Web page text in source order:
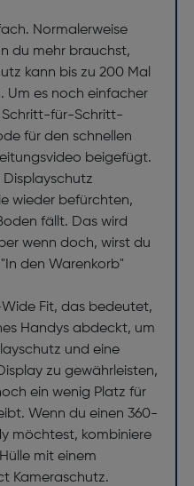
Normalerweise
du mehr brauchst,
kann bis zu 200 Mal
Um es noch einfacher
Schritt-für-Schritt-
für den schnellen
beigefügt.
wieder befürchten,
fällt. Das wird
wenn doch, wirst du
den Warenkorb"
Fit, das bedeutet,
Handys abdeckt, um
und eine
zu gewährleisten,
ein wenig Platz für
Wenn du einen 360-
möchtest, kombiniere
mit einem
Kameraschutz.